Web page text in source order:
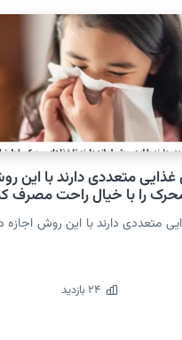
غذایی متعددی دارند با این
را با خیال راحت مصرف
متعددی دارند با این روش اجازه
24 بازدید